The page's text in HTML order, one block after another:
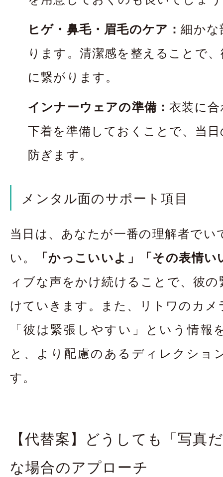
ヒゲ・鼻毛・眉毛のケア：細かな
ります。清潔感を整えることで
に繋がります。
インナーウェアの準備：衣装に
下着を準備しておくことで、当
防ぎます。
メンタル面のサポート項目
当日は、あなたが一番の理解者でい
い。
「かっこいいよ」「その表情い
ィブな声をかけ続けることで、彼
けていきます。また、リトワのカメ
「彼は緊張しやすい」という情報
と、より配慮のあるディレクショ
す。
【代替案】どうしても「写真
な場合のアプローチ